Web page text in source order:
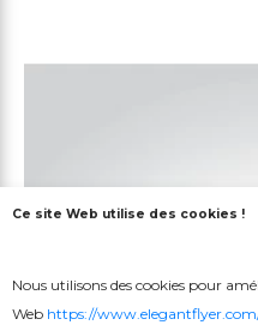
Ce site Web utilise des cookies !
Nous utilisons des cookies pour
Web https://